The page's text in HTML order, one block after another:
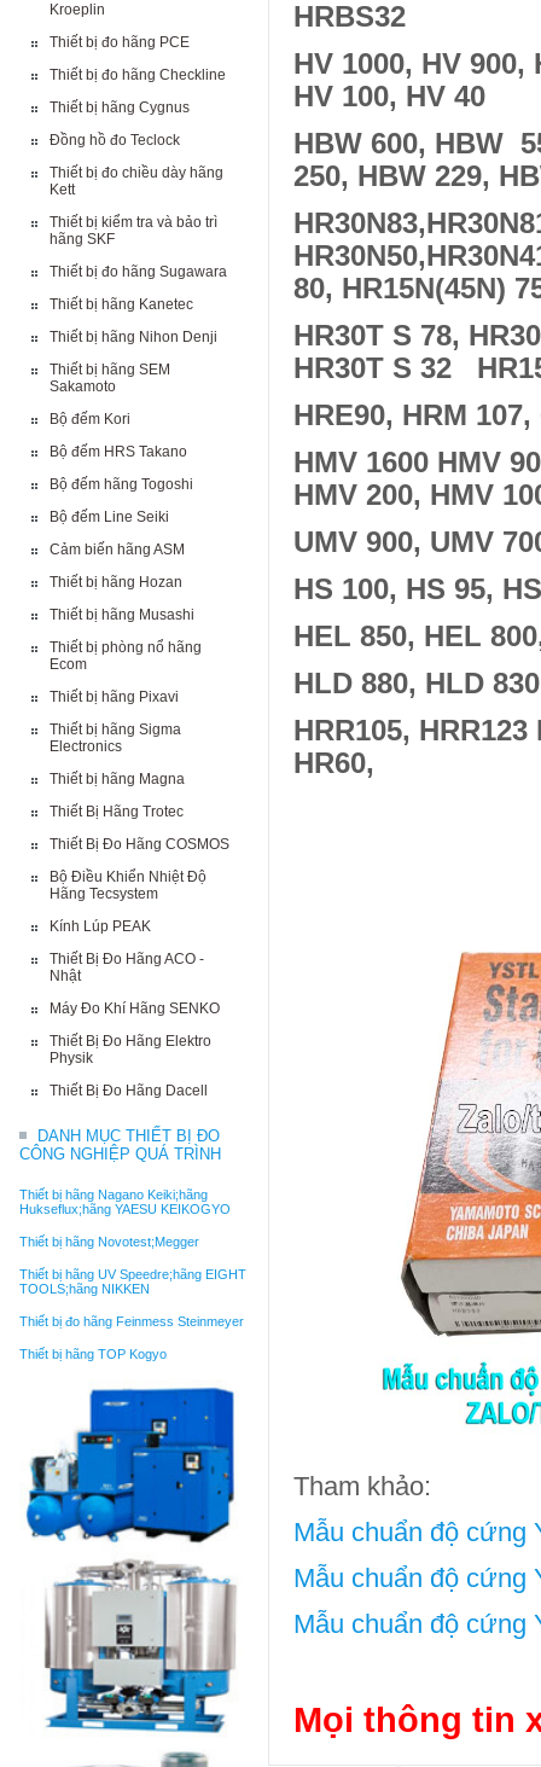
Kroeplin
Thiết bị đo hãng PCE
Thiết bị đo hãng Checkline
Thiết bị hãng Cygnus
Đồng hồ đo Teclock
Thiết bị đo chiều dày hãng
Kett
Thiết bị kiểm tra và bảo trì
hãng SKF
Thiết bị đo hãng Sugawara
Thiết bị hãng Kanetec
Thiết bị hãng Nihon Denji
Thiết bị hãng SEM
Sakamoto
Bộ đếm Kori
Bộ đếm HRS Takano
Bộ đếm hãng Togoshi
Bộ đếm Line Seiki
Cảm biến hãng ASM
Thiết bị hãng Hozan
Thiết bị hãng Musashi
Thiết bị phòng nổ hãng
Ecom
Thiết bị hãng Pixavi
Thiết bị hãng Sigma
Electronics
Thiết bị hãng Magna
Thiết Bị Hãng Trotec
Thiết Bị Đo Hãng COSMOS
Bộ Điều Khiển Nhiệt Độ
Hãng Tecsystem
Kính Lúp PEAK
Thiết Bị Đo Hãng ACO -
Nhật
Máy Đo Khí Hãng SENKO
Thiết Bị Đo Hãng Elektro
Physik
Thiết Bị Đo Hãng Dacell
DANH MỤC THIẾT BỊ ĐO
CÔNG NGHIỆP QUÁ TRÌNH
Thiết bị hãng Nagano Keiki;hãng
Hukseflux;hãng YAESU KEIKOGYO
Thiết bị hãng Novotest;Megger
Thiết bị hãng UV Speedre;hãng EIGHT
TOOLS;hãng NIKKEN
Thiết bị đo hãng Feinmess Steinmeyer
Thiết bị hãng TOP Kogyo
HRBS32
HV 1000, HV 900,
HV 100, HV 40
HBW 600, HBW
250, HBW 229,
80, HR15N(45N)
HR30T S 78,
HR30T S 32
HRE90, HRM
HMV 1600 HMV
HMV 200, HMV
UMV 900, UMV
HS 100, HS 95,
HEL 850, HEL
HLD 880, HLD
HRR105,
HR60,
Tham khảo:
Mẫu chuẩn độ cứng
Mẫu chuẩn độ cứng
Mẫu chuẩn độ cứng
Mọi thông tin